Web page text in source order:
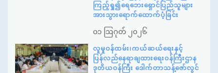
ကြည့်ရှု၍ရေဘေးရှောင်ပြည်သူများ
အားသွားရောက်ထောက်ပံ့ခြင်း
၀၁ ဩဂုတ် ၂၀၂၆
လူမှုဝန်ထမ်း၊ကယ်ဆယ်ရေးနှင့်
ပြန်လည်နေရာချထားရေးဝန်ကြီးဌာန
ဒုတိယဝန်ကြီး ဒေါက်တာသန့်ဇော်လွင်